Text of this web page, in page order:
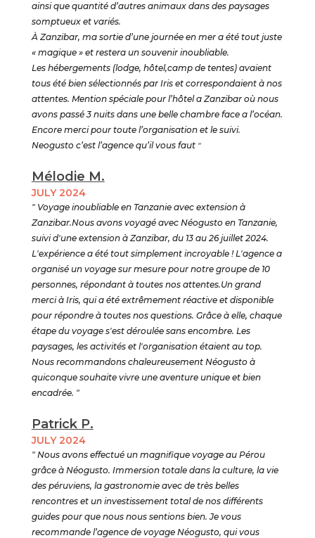
ainsi que quantité d’autres animaux dans des paysages
somptueux et variés.
À Zanzibar, ma sortie d’une journée en mer a été tout juste
« magique » et restera un souvenir inoubliable.
Les hébergements (lodge, hôtel,camp de tentes) avaient
tous été bien sélectionnés par Iris et correspondaient à nos
attentes. Mention spéciale pour l’hôtel a Zanzibar où nous
avons passé 3 nuits dans une belle chambre face a l’océan.
Encore merci pour toute l’organisation et le suivi.
Neogusto c’est l’agence qu’il vous faut "
Mélodie M.
JULY 2024
" Voyage inoubliable en Tanzanie avec extension à
Zanzibar.Nous avons voyagé avec Néogusto en Tanzanie,
suivi d'une extension à Zanzibar, du 13 au 26 juillet 2024.
L'expérience a été tout simplement incroyable ! L'agence a
organisé un voyage sur mesure pour notre groupe de 10
personnes, répondant à toutes nos attentes.Un grand
merci à Iris, qui a été extrêmement réactive et disponible
pour répondre à toutes nos questions. Grâce à elle, chaque
étape du voyage s'est déroulée sans encombre. Les
paysages, les activités et l'organisation étaient au top.
Nous recommandons chaleureusement Néogusto à
quiconque souhaite vivre une aventure unique et bien
encadrée. "
Patrick P.
JULY 2024
" Nous avons effectué un magnifique voyage au Pérou
grâce à Néogusto. Immersion totale dans la culture, la vie
des péruviens, la gastronomie avec de très belles
rencontres et un investissement total de nos différents
guides pour que nous nous sentions bien. Je vous
recommande l’agence de voyage Néogusto, qui vous